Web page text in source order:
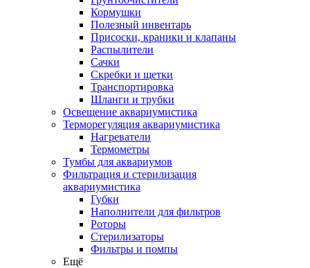
Кормушки
Полезный инвентарь
Присоски, краники и клапаны
Распылители
Сачки
Скребки и щетки
Транспортировка
Шланги и трубки
Освещение аквариумистика
Терморегуляция аквариумистика
Нагреватели
Термометры
Тумбы для аквариумов
Фильтрация и стерилизация
аквариумистика
Губки
Наполнители для фильтров
Роторы
Стерилизаторы
Фильтры и помпы
Ещё